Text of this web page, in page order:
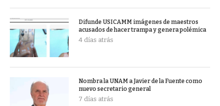
Difunde USICAMM imágenes de maestros
acusados de hacer trampa y genera polémica
4 días atrás
Nombra la UNAM a Javier de la Fuente como
nuevo secretario general
7 días atrás